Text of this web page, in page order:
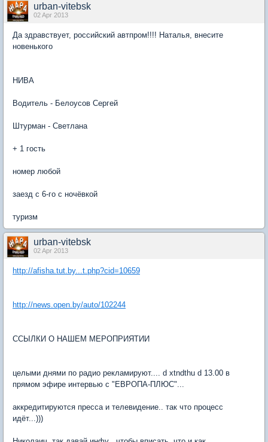
urban-vitebsk
02 Apr 2013
Да здравствует, российский автпром!!!! Наталья, внесите
новенького
НИВА
Водитель - Белоусов Сергей
Штурман - Светлана
+ 1 гость
номер любой
заезд с 6-го с ночёвкой
туризм
urban-vitebsk
02 Apr 2013
http://afisha.tut.by...t.php?cid=10659
http://news.open.by/auto/102244
ССЫЛКИ О НАШЕМ МЕРОПРИЯТИИ
целыми днями по радио рекламируют.... d xtndthu d 13.00 в
прямом эфире интервью с "ЕВРОПА-ПЛЮС"...
аккредитируются пресса и телевидение.. так что процесс
идёт...)))